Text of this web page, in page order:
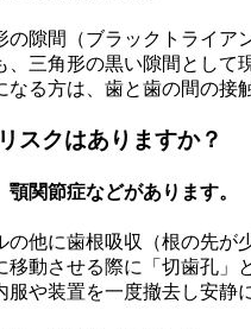
隙間（ブラックトライ
三角形の黒い隙間とし
る方は、歯と歯の間の接
スクはありますか？
関節症などがあります。
の他に歯根吸収（根の先
移動させる際に「切歯孔
や装置を一度撤去し安静